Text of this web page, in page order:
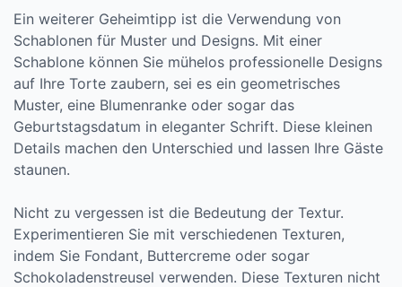
Ein weiterer Geheimtipp ist die Verwendung von
Schablonen für Muster und Designs. Mit einer
Schablone können Sie mühelos professionelle Designs
auf Ihre Torte zaubern, sei es ein geometrisches
Muster, eine Blumenranke oder sogar das
Geburtstagsdatum in eleganter Schrift. Diese kleinen
Details machen den Unterschied und lassen Ihre Gäste
staunen.
Nicht zu vergessen ist die Bedeutung der Textur.
Experimentieren Sie mit verschiedenen Texturen,
indem Sie Fondant, Buttercreme oder sogar
Schokoladenstreusel verwenden. Diese Texturen nicht